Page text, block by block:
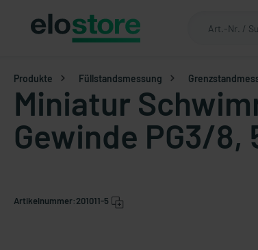
Produkte Füllstandsmessung
Miniatur
Gewinde PG3/8,
Artikelnummer:201011-5